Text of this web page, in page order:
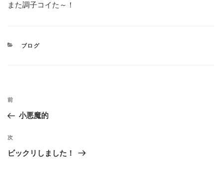
また調子コイた～！
カ
ブログ
投
稿
過
去
投
稿
前
小悪魔的
次
の
次
ビックリしました！